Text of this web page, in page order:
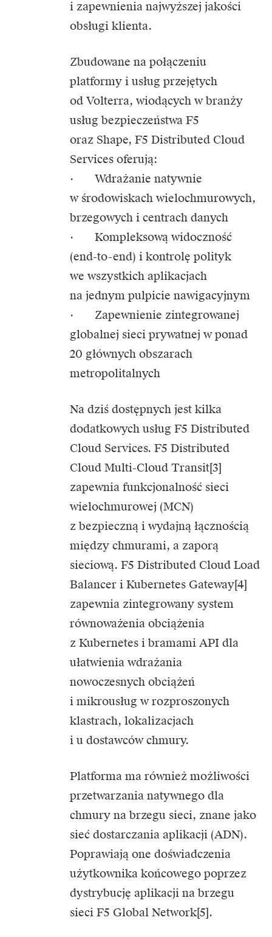
i zapewnienia najwyższej jakości
obsługi klienta.
Zbudowane na połączeniu
platformy i usług przejętych
od Volterra, wiodących w branży
usług bezpieczeństwa F5
oraz Shape, F5 Distributed Cloud
Services oferują:
· Wdrażanie natywnie
w środowiskach wielochmurowych,
brzegowych i centrach danych
· Kompleksową widoczność
(end-to-end) i kontrolę polityk
we wszystkich aplikacjach
na jednym pulpicie nawigacyjnym
· Zapewnienie zintegrowanej
globalnej sieci prywatnej w ponad
20 głównych obszarach
metropolitalnych
Na dziś dostępnych jest kilka
dodatkowych usług F5 Distributed
Cloud Services. F5 Distributed
Cloud Multi-Cloud Transit[3]
zapewnia funkcjonalność sieci
wielochmurowej (MCN)
z bezpieczną i wydajną łącznością
między chmurami, a zaporą
sieciową. F5 Distributed Cloud Load
Balancer i Kubernetes Gateway[4]
zapewnia zintegrowany system
równoważenia obciążenia
z Kubernetes i bramami API dla
ułatwienia wdrażania
nowoczesnych obciążeń
i mikrousług w rozproszonych
klastrach, lokalizacjach
i u dostawców chmury.
Platforma ma również możliwości
przetwarzania natywnego dla
chmury na brzegu sieci, znane jako
sieć dostarczania aplikacji (ADN).
Poprawiają one doświadczenia
użytkownika końcowego poprzez
dystrybucję aplikacji na brzegu
sieci F5 Global Network[5].